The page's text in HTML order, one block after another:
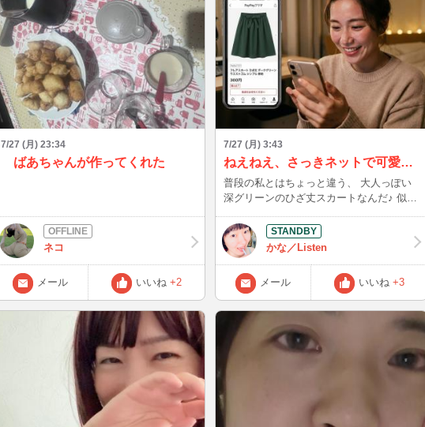
的なのかな…なんて、いろいろ考えてちゃ
いました🙄 一つのニュースでも色んな見
方があって、 社会の仕組みって難しいけ
ど面白いなぁと感じます。 皆さんは今回
のニュースや、これからの暮らしについて
どう感じますか？ ちょっと落ち着いた雰
囲気で、そういう深めのお話もゆっくりで
きたら嬉しいです🎀
7/27 (月) 23:34
ばあちゃんが作ってくれた
ネコ
メール いいね +2
7/27 (月) 3:43
ねえねえ、さっきネットで可愛い服見つけて思わずポチっちゃった…！笑
普段の私とはちょっと違う、 大人っぽい
深グリーンのひざ丈スカートなんだ♪ 似合
届く予定だから、 届いた日は絶対にチャ
ットで一番最初にお披露目するね！ 似合
ってるか、 一番に確かめに来てくれたら
嬉しいな♡
かな／Listen
メール いいね +3